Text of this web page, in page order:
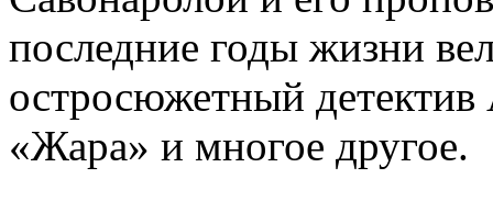
последние годы жизни
остросюжетный детектив
«Жара» и многое другое.